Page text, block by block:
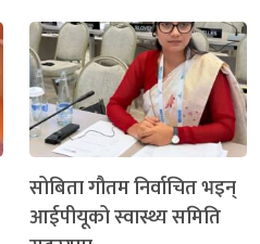
सोबिता गौतम निर्वाचित भइन्
आईपीयूको स्वास्थ्य समिति